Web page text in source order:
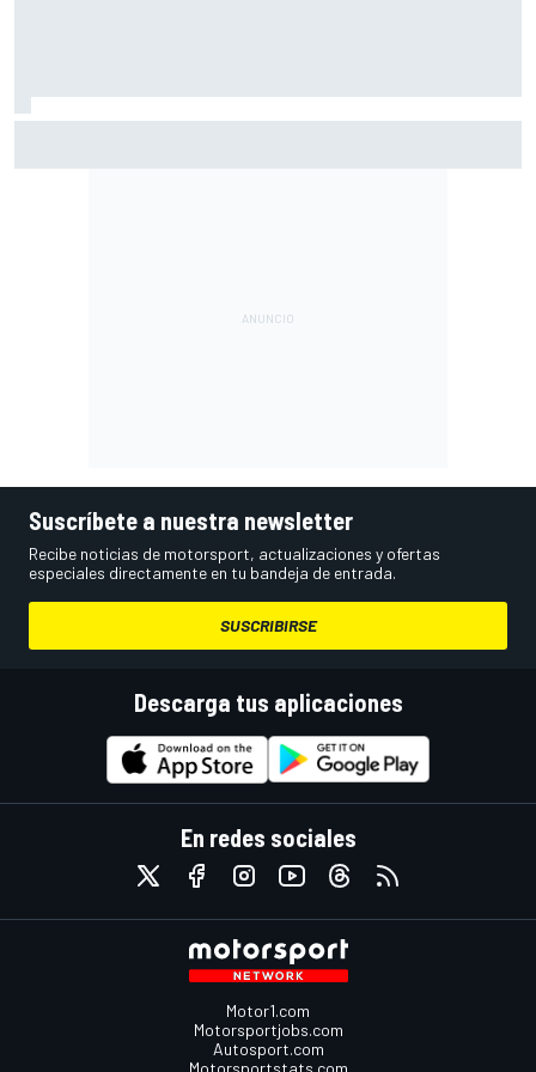
Suscríbete a nuestra newsletter
Recibe noticias de motorsport, actualizaciones y ofertas
especiales directamente en tu bandeja de entrada.
SUSCRIBIRSE
Descarga tus aplicaciones
En redes sociales
Motor1.com
Motorsportjobs.com
Autosport.com
Motorsportstats.com